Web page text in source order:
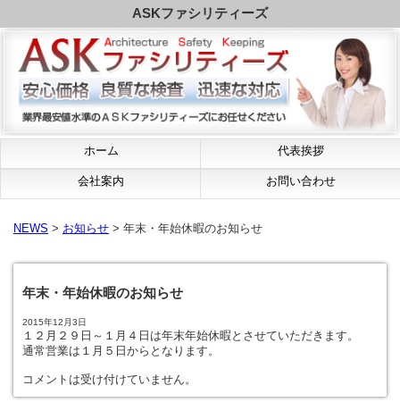
ASKファシリティーズ
ホーム 代表挨拶
会社案内 お問い合わせ
NEWS > お知らせ > 年末・年始休暇のお知らせ
年末・年始休暇のお知らせ
2015年12月3日
１２月２９日～１月４日は年末年始休暇とさせていただきます。
通常営業は１月５日からとなります。
コメントは受け付けていません。